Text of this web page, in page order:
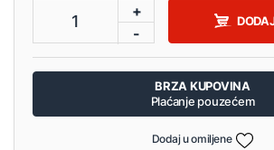
1
+
-
BRZA KUPOVINA
Plaćanje pouzećem
Dodaj u omiljene